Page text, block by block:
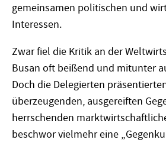
gemeinsamen politischen und
Interessen.
Zwar fiel die Kritik an der
Busan oft beißend und mitunter
Doch die Delegierten
überzeugenden, ausgereiften
herrschenden
beschwor vielmehr eine